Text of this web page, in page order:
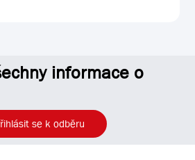
informace o
se k odběru